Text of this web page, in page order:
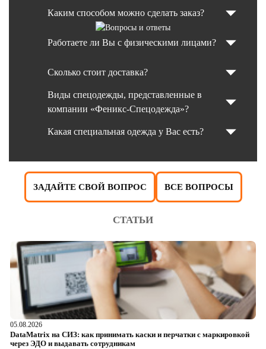
Каким способом можно сделать заказ?
Работаете ли Вы с физическими лицами?
Сколько стоит доставка?
Виды спецодежды, представленные в
компании «Феникс-Спецодежда»?
Какая специальная одежда у Вас есть?
ЗАДАЙТЕ СВОЙ ВОПРОС ВСЕ ВОПРОСЫ
СТАТЬИ
05.08.2026
DataMatrix на СИЗ: как принимать каски и перчатки с маркировкой
через ЭДО и выдавать сотрудникам